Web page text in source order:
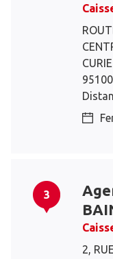
CURIE
3
2,